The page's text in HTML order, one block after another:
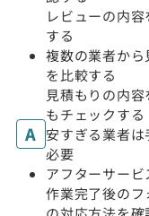
レビューの内
する
複数の業者か
を比較する
見積もりの内
もチェックする
安すぎる業者
必要
アフターサー
作業完了後の